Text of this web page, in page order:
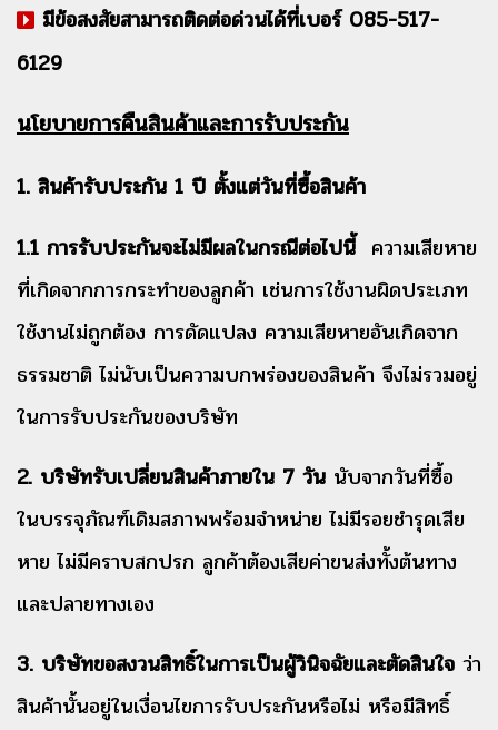
มีข้อสงสัยสามารถติดต่อด่วนได้ที่เบอร์ 085-517-
6129
นโยบายการคืนสินค้าและการรับประกัน
1. สินค้ารับประกัน 1 ปี ตั้งแต่วันที่ซื้อสินค้า
1.1 การรับประกันจะไม่มีผลในกรณีต่อไปนี้ ความเสียหาย
ที่เกิดจากการกระทำของลูกค้า เช่นการใช้งานผิดประเภท
ใช้งานไม่ถูกต้อง การดัดแปลง ความเสียหายอันเกิดจาก
ธรรมชาติ ไม่นับเป็นความบกพร่องของสินค้า จึงไม่รวมอยู่
ในการรับประกันของบริษัท
2. บริษัทรับเปลี่ยนสินค้าภายใน 7 วัน นับจากวันที่ซื้อ
ในบรรจุภัณฑ์เดิมสภาพพร้อมจำหน่าย ไม่มีรอยชำรุดเสีย
หาย ไม่มีคราบสกปรก ลูกค้าต้องเสียค่าขนส่งทั้งต้นทาง
และปลายทางเอง
3. บริษัทขอสงวนสิทธิ์ในการเป็นผู้วินิจฉัยและตัดสินใจ ว่า
สินค้านั้นอยู่ในเงื่อนไขการรับประกันหรือไม่ หรือมีสิทธิ์